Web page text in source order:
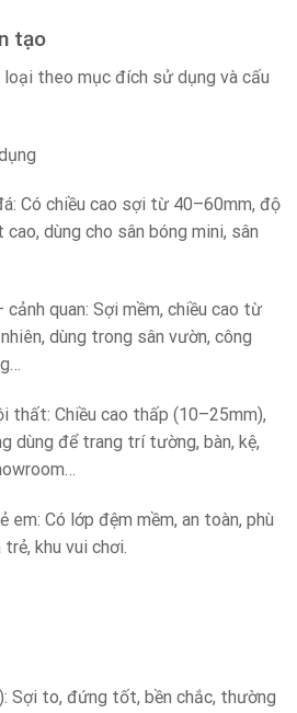
tạo
theo mục đích sử dụng và cấu
Có chiều cao sợi từ 40–60mm, độ
dùng cho sân bóng mini, sân
quan: Sợi mềm, chiều cao từ
dùng trong sân vườn, công
thất: Chiều cao thấp (10–25mm),
dùng để trang trí tường, bàn, kệ,
em: Có lớp đệm mềm, an toàn, phù
khu vui chơi.
Sợi to, đứng tốt, bền chắc, thường